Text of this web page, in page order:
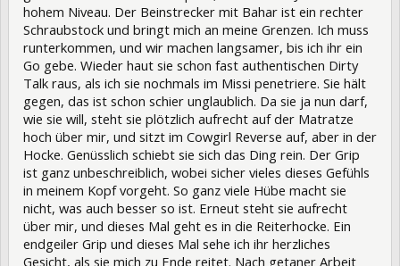
hohem Niveau. Der Beinstrecker mit Bahar ist ein rechter
Schraubstock und bringt mich an meine Grenzen. Ich muss
runterkommen, und wir machen langsamer, bis ich ihr ein
Go gebe. Wieder haut sie schon fast authentischen Dirty
Talk raus, als ich sie nochmals im Missi penetriere. Sie hält
gegen, das ist schon schier unglaublich. Da sie ja nun darf,
wie sie will, steht sie plötzlich aufrecht auf der Matratze
hoch über mir, und sitzt im Cowgirl Reverse auf, aber in der
Hocke. Genüsslich schiebt sie sich das Ding rein. Der Grip
ist ganz unbeschreiblich, wobei sicher vieles dieses Gefühls
in meinem Kopf vorgeht. So ganz viele Hübe macht sie
nicht, was auch besser so ist. Erneut steht sie aufrecht
über mir, und dieses Mal geht es in die Reiterhocke. Ein
endgeiler Grip und dieses Mal sehe ich ihr herzliches
Gesicht, als sie mich zu Ende reitet. Nach getaner Arbeit